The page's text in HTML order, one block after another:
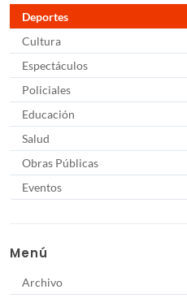
Deportes
Cultura
Espectáculos
Policiales
Educación
Salud
Obras Públicas
Eventos
Menú
Archivo